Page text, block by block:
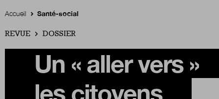
Accueil
Rubriques
Accueil Santé-social
REVUE DOSSIER
Un « aller vers »
les citoyens